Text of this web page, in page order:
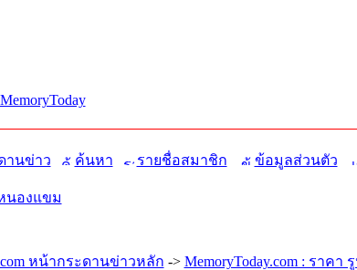
านข่าว ค้นหา รายชื่อสมาชิก ข้อมูลส่วนตัว
หนองแขม
หน้ากระดานข่าวหลัก -> MemoryToday.com : ราคา